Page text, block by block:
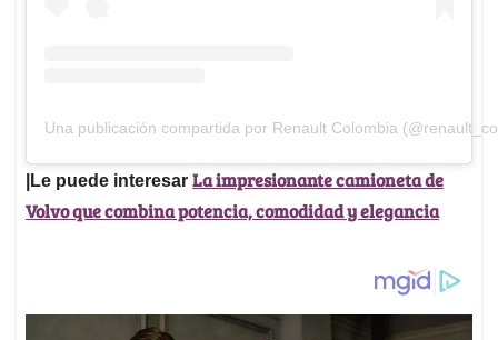
Una publicación compartida por Renault Colombia
|Le puede interesar La impresionante camioneta de
Volvo que combina potencia, comodidad y elegancia